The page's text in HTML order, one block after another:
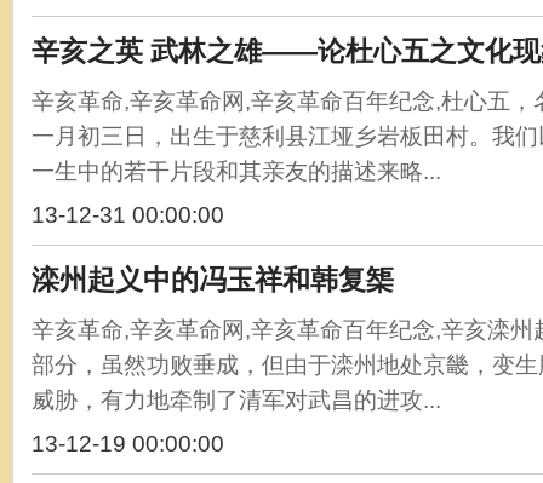
辛亥之英 武林之雄——论杜心五之文化
辛亥革命,辛亥革命网,辛亥革命百年纪念,杜心五
一月初三日，出生于慈利县江垭乡岩板田村。我
一生中的若干片段和其亲友的描述来略...
13-12-31 00:00:00
滦州起义中的冯玉祥和韩复榘
辛亥革命,辛亥革命网,辛亥革命百年纪念,辛亥滦
部分，虽然功败垂成，但由于滦州地处京畿，变
威胁，有力地牵制了清军对武昌的进攻...
13-12-19 00:00:00